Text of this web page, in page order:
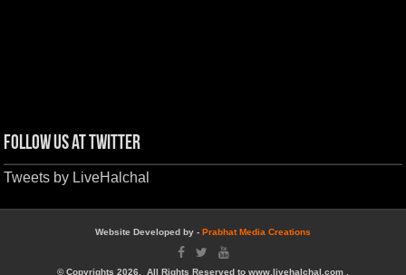
Follow us at Twitter
Tweets by LiveHalchal
Website Developed by - Prabhat Media Creations
© Copyrights 2026, All Rights Reserved to www.livehalchal.com .